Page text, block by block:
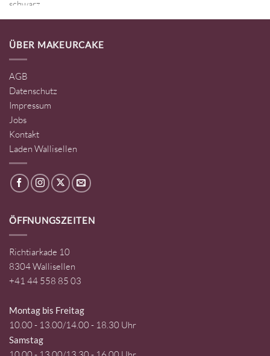
ÜBER MAKEURCAKE
AGB
Datenschutz
Impressum
Jobs
Kontakt
Laden Wallisellen
ÖFFNUNGSZEITEN
Richtiarkade 10
8304 Wallisellen
+41 44 558 85 03
Montag bis Freitag
10.00 - 13.00/14.00 - 18.30 Uhr
Samstag